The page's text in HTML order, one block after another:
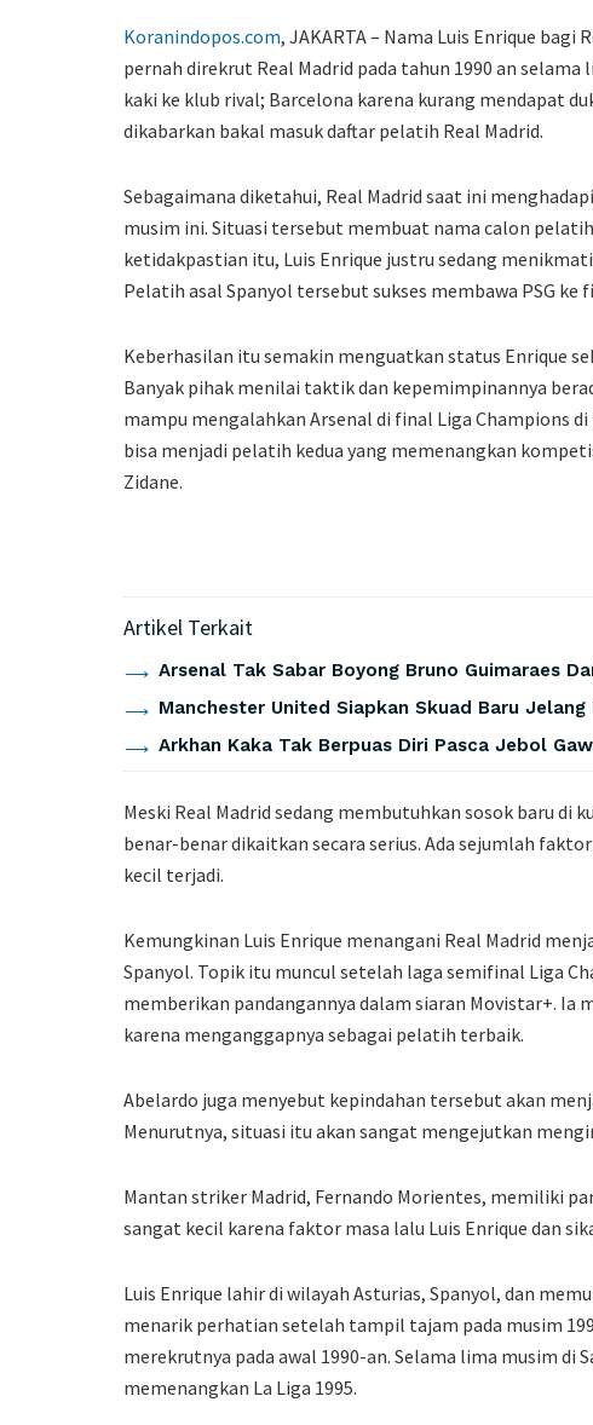
Koranindopos.com, JAKARTA – Nama Luis Enrique bagi
pernah direkrut Real Madrid pada tahun 1990 an
kaki ke klub rival; Barcelona karena kurang mendapat
dikabarkan bakal masuk daftar pelatih Real Madrid.
Sebagaimana diketahui, Real Madrid saat ini
musim ini. Situasi tersebut membuat nama calon
ketidakpastian itu, Luis Enrique justru sedang
Pelatih asal Spanyol tersebut sukses membawa PSG ke
Keberhasilan itu semakin menguatkan status Enrique
Banyak pihak menilai taktik dan kepemimpinannya
mampu mengalahkan Arsenal di final Liga Champions
bisa menjadi pelatih kedua yang memenangkan
Zidane.
Artikel Terkait
Arsenal Tak Sabar Boyong Bruno Guimaraes
Manchester United Siapkan Skuad Baru Jelang
Arkhan Kaka Tak Berpuas Diri Pasca Jebol
Meski Real Madrid sedang membutuhkan sosok baru di
benar-benar dikaitkan secara serius. Ada sejumlah
kecil terjadi.
Kemungkinan Luis Enrique menangani Real Madrid
Spanyol. Topik itu muncul setelah laga semifinal Liga
memberikan pandangannya dalam siaran Movistar+. Ia
karena menganggapnya sebagai pelatih terbaik.
Abelardo juga menyebut kepindahan tersebut akan
Menurutnya, situasi itu akan sangat mengejutkan
Mantan striker Madrid, Fernando Morientes, memiliki
sangat kecil karena faktor masa lalu Luis Enrique dan
Luis Enrique lahir di wilayah Asturias, Spanyol, dan
menarik perhatian setelah tampil tajam pada musim
merekrutnya pada awal 1990-an. Selama lima musim di
memenangkan La Liga 1995.